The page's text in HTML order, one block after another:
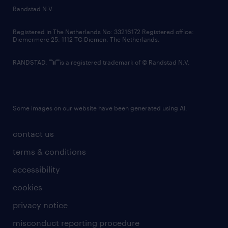
country websites
contact us
terms & conditions
accessibility
cookies
privacy notice
misconduct reporting procedure
Randstad N.V.
Registered in The Netherlands No: 33216172 Registered office:
Diemermere 25, 1112 TC Diemen, The Netherlands.
RANDSTAD, is a registered trademark of © Randstad N.V.
Some images on our website have been generated using AI.